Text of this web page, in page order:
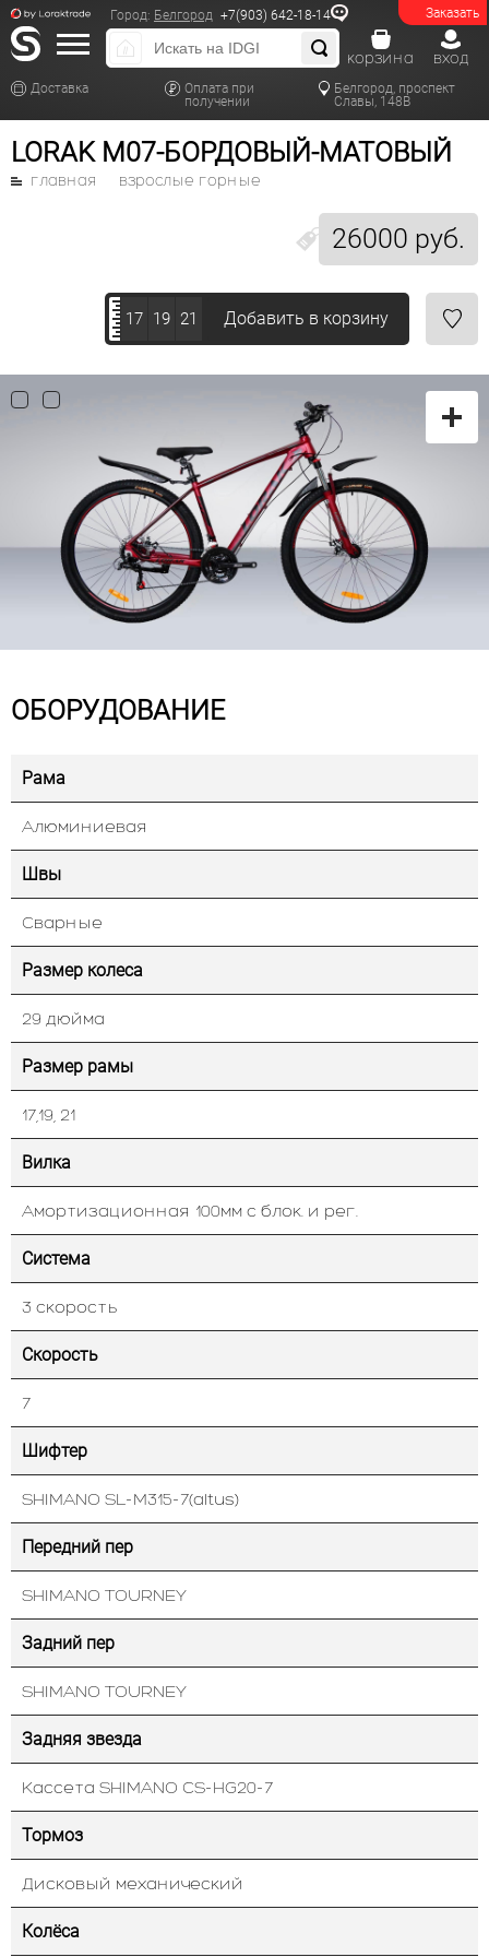
Заказать
Город: Белгород +7(903) 642-18-14
Доставка
Оплата при
получении
Белгород, проспект
Славы, 148В
вход
корзина
LORAK M07-БОРДОВЫЙ-МАТОВЫЙ
26000 руб.
главная взрослые горные
17 19 21 Добавить в корзину
ОБОРУДОВАНИЕ
Рама
Алюминиевая
Швы
Сварные
Размер колеса
29 дюйма
Размер рамы
17,19, 21
Вилка
Амортизационная 100мм с блок. и рег.
Система
3 скорость
Скорость
7
Шифтер
SHIMANO SL-M315-7(altus)
Передний пер
SHIMANO TOURNEY
Задний пер
SHIMANO TOURNEY
Задняя звезда
Кассета SHIMANO CS-HG20-7
Тормоз
Дисковый механический
Колёса